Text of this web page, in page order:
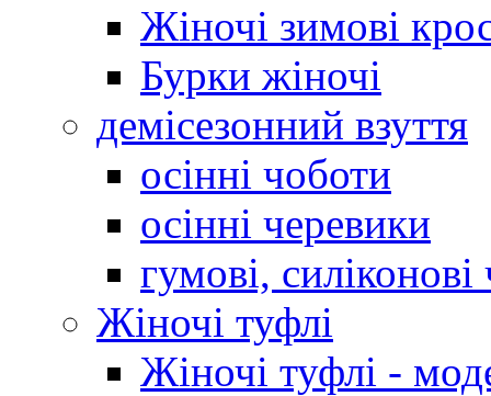
Жіночі зимові
Бурки жіночі
демісезонний взуття
осінні чоботи
осінні черевики
гумові,
Жіночі туфлі
Жіночі туфлі -